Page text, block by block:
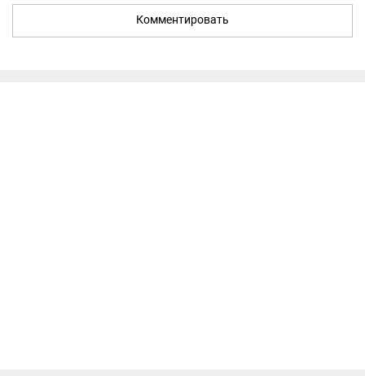
Комментировать